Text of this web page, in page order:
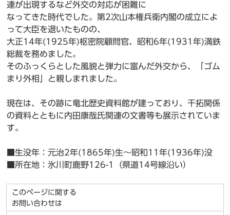
連が出現するなど外交の対応が困難に
なってきた時代でした。第2次山本権兵衛内閣の成立によ
って大臣を退いたものの、
大正14年(1925年)枢密院顧問官、昭和6年(1931年)満鉄
総裁を務めました。
そのふっくらとした風貌と弾力に富んだ外交から、「ゴム
まり外相」と親しまれました。
現在は、その跡に竜北歴史資料館が建っており、干拓関係
の資料とともに内田康哉氏関連の文書等も展示されていま
す。
■生没年：元治2年(1865年)生～昭和11年(1936年)没
■所在地：氷川町鹿野126-1（県道14号線沿い）
このページに関する
お問い合わせは